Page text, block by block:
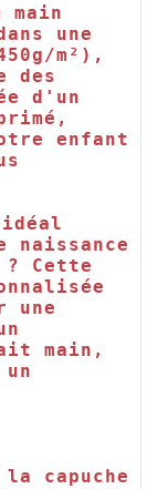
main
une
m²),
des
d'un
enfant
idéal
naissance
Cette
une
main,
capuche